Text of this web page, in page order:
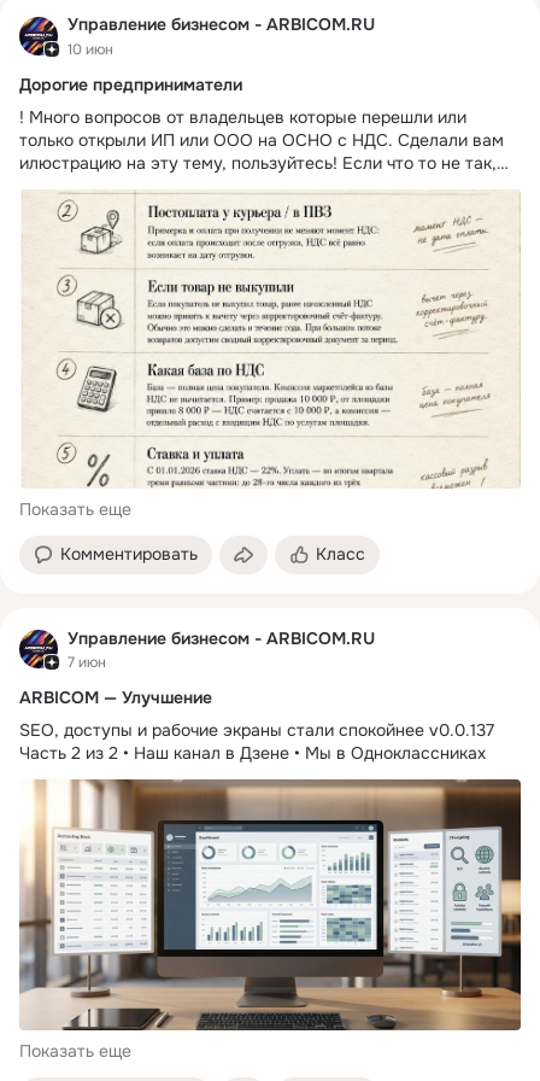
Управление бизнесом - ARBICOM.RU
10 июн
Дорогие предприниматели
! Много вопросов от владельцев которые перешли или
только открыли ИП или ООО на ОСНО с НДС. Сделали вам
илюстрацию на эту тему, пользуйтесь! Если что то не так,
пожалуйста поправьте.
Показать еще
Комментировать Класс
Управление бизнесом - ARBICOM.RU
7 июн
ARBICOM — Улучшение
SEO, доступы и рабочие экраны стали спокойнее v0.0.137
Часть 2 из 2 • Наш канал в Дзене • Мы в Одноклассниках
Показать еще